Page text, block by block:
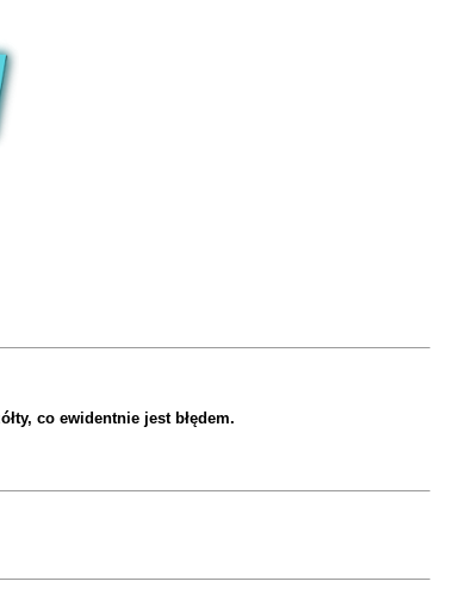
co ewidentnie jest błędem.